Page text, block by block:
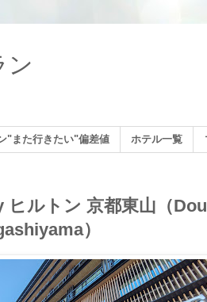
ン
"また行きたい"偏差値 ホテル一覧
ヒルトン 京都東山（
）